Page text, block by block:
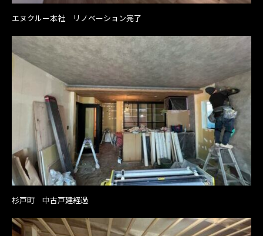
エヌクルー本社 リノベーション完了
杉戸町 中古戸建経過